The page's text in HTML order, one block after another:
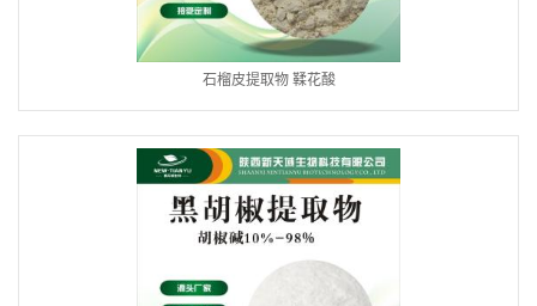
石榴皮提取物 鞣花酸